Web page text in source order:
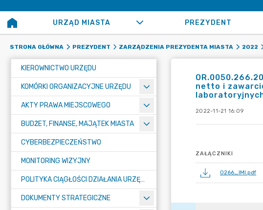
URZĄD MIASTA PREZYDENT
STRONA GŁÓWNA PREZYDENT ZARZĄDZENIA PREZYDENTA MIASTA 2022
KIEROWNICTWO URZĘDU
KOMÓRKI ORGANIZACYJNE URZĘDU
AKTY PRAWA MIEJSCOWEGO
BUDŻET, FINANSE, MAJĄTEK MIASTA
CYBERBEZPIECZEŃSTWO
MONITORING WIZYJNY
POLITYKA CIĄGŁOŚCI DZIAŁANIA URZĘDU MIASTA ŻORY
DOKUMENTY STRATEGICZNE
netto i
2022-11-21 16:09
ZAŁĄCZNIKI
0266_IMI.pdf